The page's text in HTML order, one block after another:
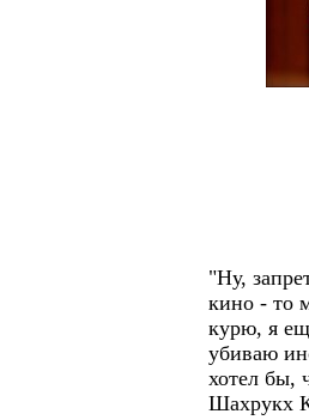
"Ну,
кино - то
курю, я
убиваю
хотел бы,
Шахрукх